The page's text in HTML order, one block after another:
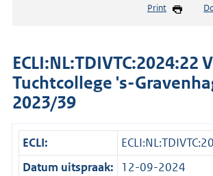
Print
ECLI:NL:TDIVTC:2024:22
Tuchtcollege 's-
2023/39
ECLI:
Datum uitspraak:
12-09-2024